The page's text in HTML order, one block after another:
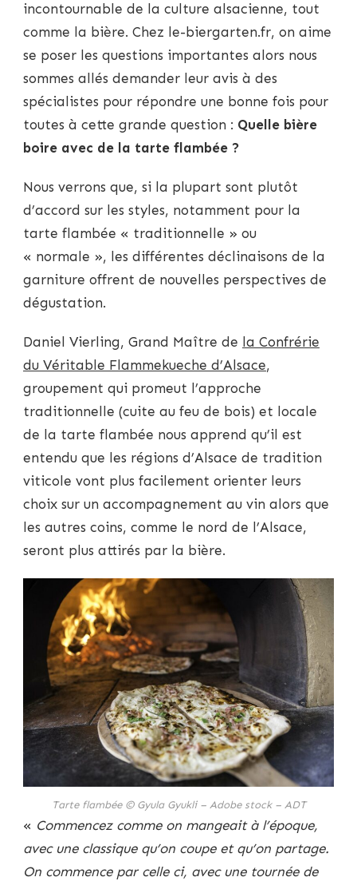
incontournable de la culture alsacienne, tout
comme la bière. Chez le-biergarten.fr, on aime
se poser les questions importantes alors nous
sommes allés demander leur avis à des
spécialistes pour répondre une bonne fois pour
toutes à cette grande question : Quelle bière
boire avec de la tarte flambée ?
Nous verrons que, si la plupart sont plutôt
d’accord sur les styles, notamment pour la
tarte flambée « traditionnelle » ou
« normale », les différentes déclinaisons de la
garniture offrent de nouvelles perspectives de
dégustation.
Daniel Vierling, Grand Maître de la Confrérie
du Véritable Flammekueche d’Alsace,
groupement qui promeut l’approche
traditionnelle (cuite au feu de bois) et locale
de la tarte flambée nous apprend qu’il est
entendu que les régions d’Alsace de tradition
viticole vont plus facilement orienter leurs
choix sur un accompagnement au vin alors que
les autres coins, comme le nord de l’Alsace,
seront plus attirés par la bière.
Tarte flambée © Gyula Gyukli – Adobe stock – ADT
« Commencez comme on mangeait à l’époque,
avec une classique qu’on coupe et qu’on partage.
On commence par celle ci, avec une tournée de